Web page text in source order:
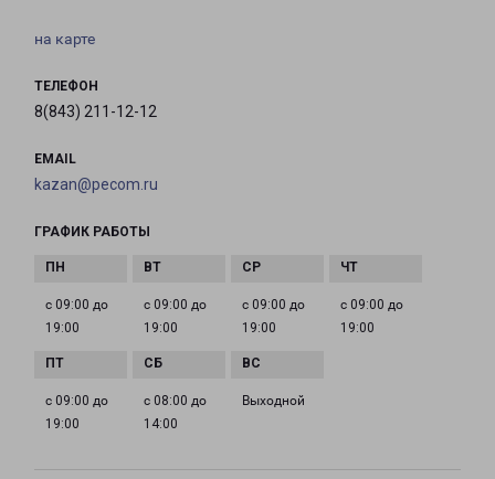
на карте
ТЕЛЕФОН
8(843) 211-12-12
EMAIL
kazan@pecom.ru
ГРАФИК РАБОТЫ
с 09:00 до
19:00
с 09:00 до
19:00
с 09:00 до
19:00
с 09:00 до
19:00
с 09:00 до
19:00
с 08:00 до
14:00
Выходной